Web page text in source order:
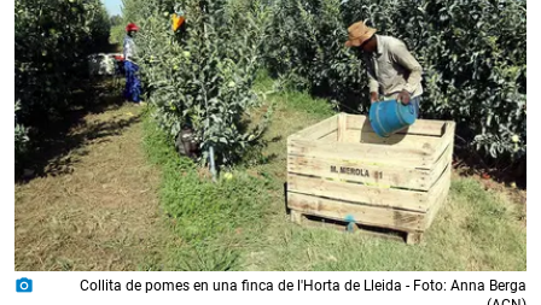
photo_camera
Collita de pomes en una finca de l'Horta de Lleida - Foto: Anna Berga